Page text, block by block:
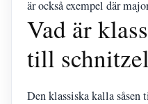
är också exempel där
Vad är
till
Den klassiska kalla